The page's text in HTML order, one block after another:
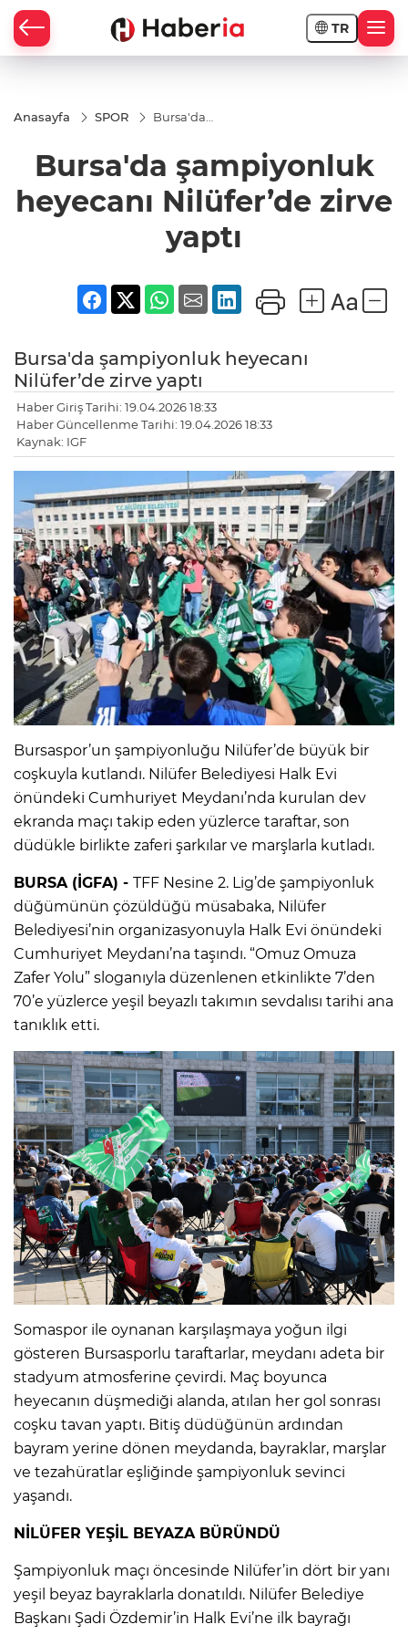
TR
Anasayfa SPOR
Bursa'da
Nilüfer’de
zirve yaptı
Bursa'da şampiyonluk
heyecanı Nilüfer’de zirve
yaptı
Bursa'da şampiyonluk heyecanı
Nilüfer’de zirve yaptı
Haber Giriş Tarihi: 19.04.2026 18:33
Haber Güncellenme Tarihi: 19.04.2026 18:33
Kaynak: IGF
Bursaspor’un şampiyonluğu Nilüfer’de büyük bir
coşkuyla kutlandı. Nilüfer Belediyesi Halk Evi
önündeki Cumhuriyet Meydanı’nda kurulan dev
ekranda maçı takip eden yüzlerce taraftar, son
düdükle birlikte zaferi şarkılar ve marşlarla kutladı.
BURSA (İGFA) - TFF Nesine 2. Lig’de şampiyonluk
düğümünün çözüldüğü müsabaka, Nilüfer
Belediyesi’nin organizasyonuyla Halk Evi önündeki
Cumhuriyet Meydanı’na taşındı. “Omuz Omuza
Zafer Yolu” sloganıyla düzenlenen etkinlikte 7’den
70’e yüzlerce yeşil beyazlı takımın sevdalısı tarihi ana
tanıklık etti.
​Somaspor ile oynanan karşılaşmaya yoğun ilgi
gösteren Bursasporlu taraftarlar, meydanı adeta bir
stadyum atmosferine çevirdi. Maç boyunca
heyecanın düşmediği alanda, atılan her gol sonrası
coşku tavan yaptı. Bitiş düdüğünün ardından
bayram yerine dönen meydanda, bayraklar, marşlar
ve tezahüratlar eşliğinde şampiyonluk sevinci
yaşandı.
​NİLÜFER YEŞİL BEYAZA BÜRÜNDÜ
Şampiyonluk maçı öncesinde Nilüfer’in dört bir yanı
yeşil beyaz bayraklarla donatıldı. Nilüfer Belediye
Başkanı Şadi Özdemir’in Halk Evi’ne ilk bayrağı